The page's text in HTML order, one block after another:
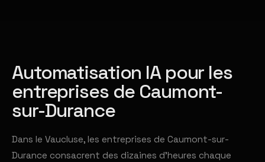
Automatisation IA pour les
entreprises de Caumont-
sur-Durance
Dans le Vaucluse, les entreprises de Caumont-sur-
Durance consacrent des dizaines d'heures chaque